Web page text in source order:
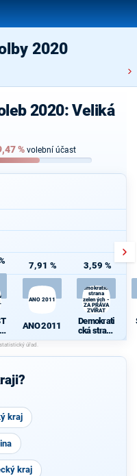
2020
2020: Veliká
% volební účast
7,91 %
ANO 2011
ANO 2011
3,59 %
Demokratická
strana
zelených -
ZA PRÁVA
ZVÍŘAT
Demokrati
cká strana
zelených -
PRÁVA
kraj
kraj